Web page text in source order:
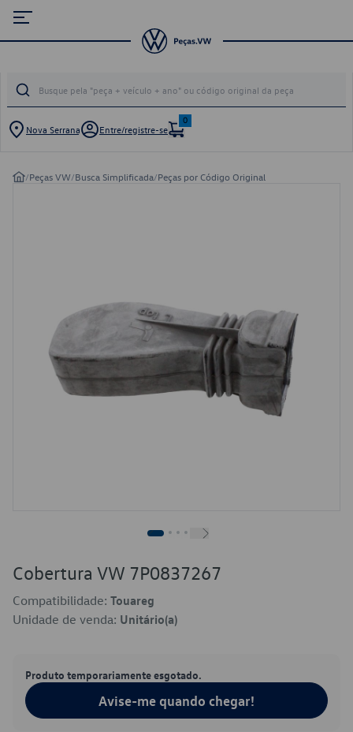
Nova Serrana Entre/registre-se
0
/Peças VW/Busca Simplificada/Peças por Código Original
Cobertura VW 7P0837267
Compatibilidade: Touareg
Unidade de venda: Unitário(a)
Produto temporariamente esgotado.
Avise-me quando chegar!